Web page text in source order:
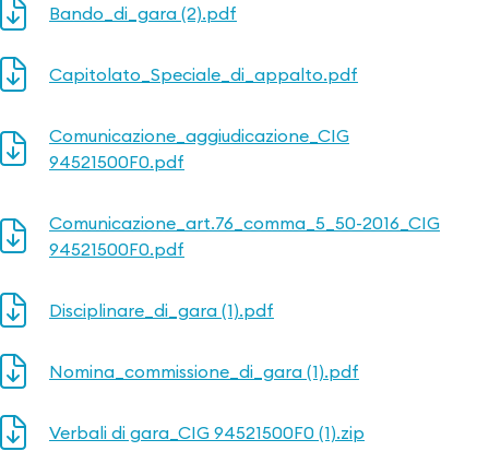
Bando_di_gara (2).pdf
Capitolato_Speciale_di_appalto.pdf
Comunicazione_aggiudicazione_CIG
94521500F0.pdf
Comunicazione_art.76_comma_5_50-2016_CIG
94521500F0.pdf
Disciplinare_di_gara (1).pdf
Nomina_commissione_di_gara (1).pdf
Verbali di gara_CIG 94521500F0 (1).zip